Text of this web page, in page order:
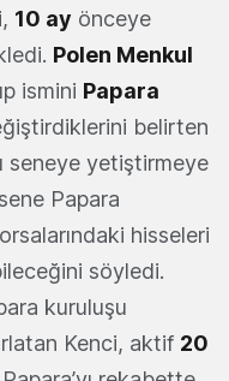
10 ay önceye
Polen Menkul
ismini Papara
belirten
seneye yetiştirmeye
Papara
hisseleri
söyledi.
kuruluşu
Kenci, aktif 20